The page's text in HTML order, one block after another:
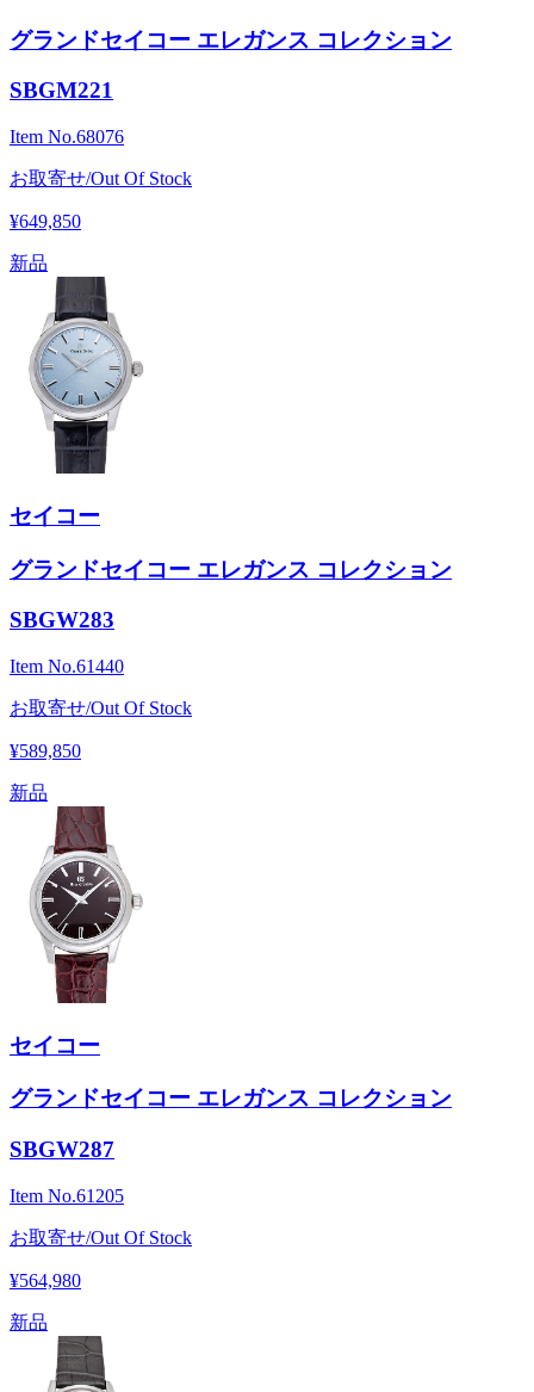
グランドセイコー エレガンス コレクション
SBGM221
Item No.68076
お取寄せ/Out Of Stock
¥649,850
新品
セイコー
グランドセイコー エレガンス コレクション
SBGW283
Item No.61440
お取寄せ/Out Of Stock
¥589,850
新品
セイコー
グランドセイコー エレガンス コレクション
SBGW287
Item No.61205
お取寄せ/Out Of Stock
¥564,980
新品